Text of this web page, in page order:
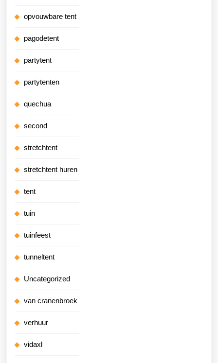
opvouwbare tent
pagodetent
partytent
partytenten
quechua
second
stretchtent
stretchtent huren
tent
tuin
tuinfeest
tunneltent
Uncategorized
van cranenbroek
verhuur
vidaxl